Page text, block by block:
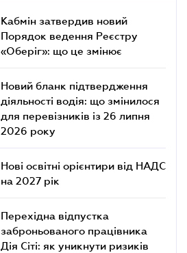
Кабмін затвердив новий
Порядок ведення Реєстру
«Оберіг»: що це змінює
Новий бланк підтвердження
діяльності водія: що змінилося
для перевізників із 26 липня
2026 року
Нові освітні орієнтири від НАДС
на 2027 рік
Перехідна відпустка
заброньованого працівника
Дія Сіті: як уникнути ризиків